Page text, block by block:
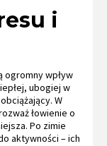
i
ogromny wpływ
ubogiej w
W
łowienie o
Po zimie
aktywności – ich